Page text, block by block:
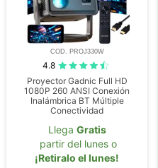
COD. PROJ330W
4.8
Proyector Gadnic Full HD
1080P 260 ANSI Conexión
Inalámbrica BT Múltiple
Conectividad
Llega Gratis
partir del lunes o
¡Retiralo el lunes!